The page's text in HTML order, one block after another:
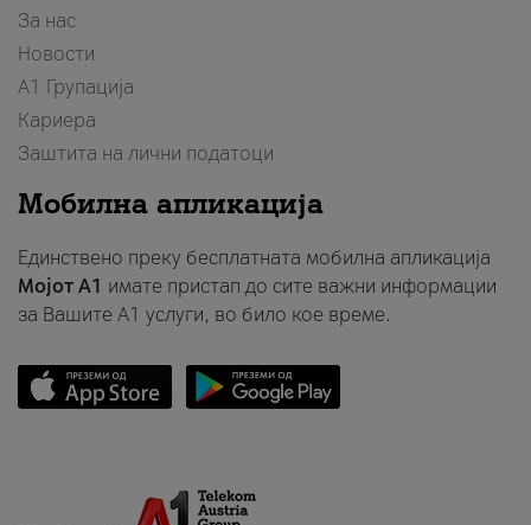
За нас
Новости
А1 Групација
Кариера
Заштита на лични податоци
Мобилна апликација
Единствено преку бесплатната мобилна апликација
Мојот A1 имате пристап до сите важни информации
за Вашите A1 услуги, во било кое време.